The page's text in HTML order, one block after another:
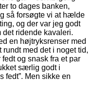
to dages banken,
så forsøgte vi at hælde
og der var jeg godt
ridende kavaleri.
en højtryksrenser med
med det i noget tid,
og snask fra et par
særlig godt i
fedt”. Men sikke en